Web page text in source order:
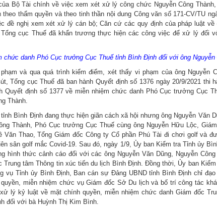
Bộ Tài chính về việc xem xét xử lý công chức Nguyễn Công
thẩm quyền và theo tinh thần nội dung Công văn số 171-CV/TU
đề nghị xem xét xử lý cán bộ; Căn cứ các quy định của pháp luật
cục Thuế đã khẩn trương thực hiện các công việc để xử lý đối
chức danh Phó Cục trưởng Cục Thuế tỉnh Bình Định đối với ông Nguyễn
và qua quá trình kiểm điểm, xét thấy vi phạm của ông Nguyễn
Tổng cục Thuế đã ban hành Quyết định số 1376 ngày 20/9/2021 thi
Quyết định số 1377 về miễn nhiệm chức danh Phó Cục trưởng Cục
Thành.
Bình Định đang thực hiện giãn cách xã hội nhưng ông Nguyễn Văn
Thành, Phó Cục trưởng Cục Thuế cùng ông Nguyễn Hữu Lộc,
Văn Thao, Tổng Giám đốc Công ty Cổ phần Phú Tài đi chơi golf và
sân golf mắc Covid-19. Sau đó, ngày 1/9, Ủy ban Kiểm tra Tỉnh ủy
hình thức cảnh cáo đối với các ông Nguyễn Văn Dũng, Nguyễn
Trung tâm Thông tin xúc tiến du lịch Bình Định. Đồng thời, Ủy ban
vụ Tỉnh ủy Bình Định, Ban cán sự Đảng UBND tỉnh Bình Định chỉ
miễn nhiệm chức vụ Giám đốc Sở Du lịch và bố trí công tác
lý kỷ luật về mặt chính quyền, miễn nhiệm chức danh Giám đốc
đối với bà Huỳnh Thị Kim Bình.